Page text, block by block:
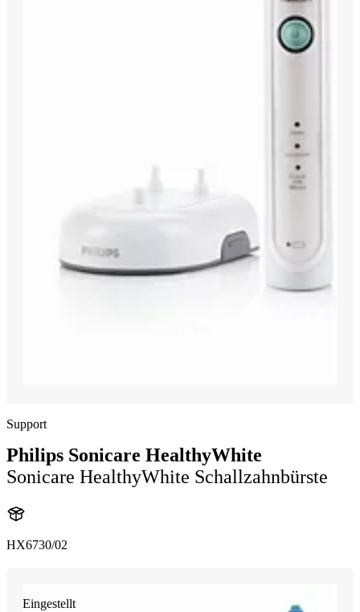
Support
Philips Sonicare HealthyWhite
Sonicare HealthyWhite Schallzahnbürste
HX6730/02
Eingestellt